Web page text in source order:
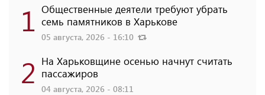
1 Общественные деятели требуют убрать
семь памятников в Харькове
05 августа, 2026 - 16:10
2 На Харьковщине осенью начнут считать
пассажиров
04 августа, 2026 - 08:11